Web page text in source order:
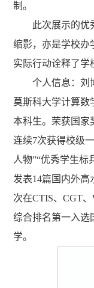
制。
此次展示的优
缩影，亦是学校办
实际行动诠释了学
个人信息：刘
莫斯科大学计算数
本科生。荣获国家
连续7次获得校级
人物”“优秀学生标
发表14篇国内外高
次在CTIS、CGT
综合排名第一入选
学。